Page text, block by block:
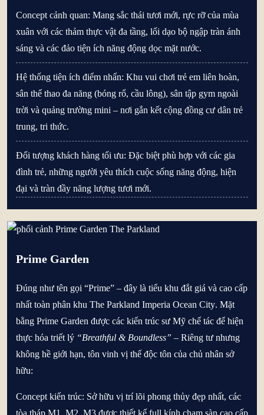
Concept cảnh quan: Mang sắc thái tươi mới, rực rỡ của mùa
xuân với các thảm thực vật đa tầng, lối dạo bộ ngập tràn ánh
sáng và các đảo tiện ích năng động dọc mặt nước.
Hệ thống tiện ích điểm nhấn: Khu vui chơi trẻ em liên hoàn,
sân thể thao đa năng (bóng rổ, cầu lông), sân tập gym ngoài
trời và quảng trường mini – nơi gắn kết cộng đồng cư dân trẻ
trung, tri thức.
Đối tượng khách hàng tối ưu: Đặc biệt phù hợp với các gia
đình trẻ, những người yêu thích cuộc sống năng động, hiện
đại và tràn đầy năng lượng tươi mới.
Prime Garden
Đúng như tên gọi “Prime” – đây là tiểu khu đắt giá và cao cấp
nhất toàn phân khu The Parkland Imperia Ocean City. Mặt
bằng Prime Garden được các kiến trúc sư Mỹ chế tác để hiện
thực hóa triết lý “Breathful & Boundless” – Riêng tư nhưng
không hề giới hạn, tôn vinh vị thế độc tôn của chủ nhân sở
hữu:
Concept kiến trúc: Sở hữu vị trí lõi phong thủy đẹp nhất, các
tòa tháp M1, M2, M3 được thiết kế full kính chạm sàn cao cấp